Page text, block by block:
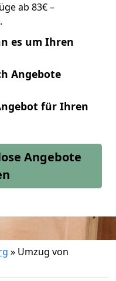
ab 83€ –
es um Ihren
Angebote
für Ihren
Angebote
» Umzug von